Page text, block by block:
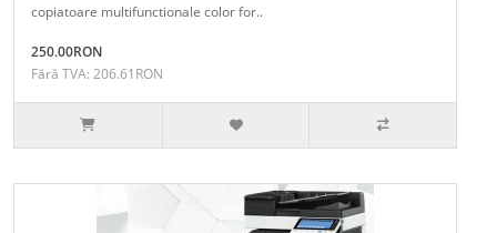
copiatoare multifunctionale color for..
250.00RON
Fără TVA: 206.61RON